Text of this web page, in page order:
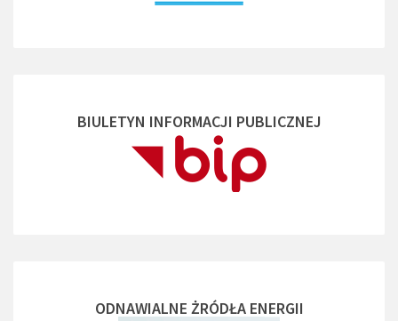
BIULETYN INFORMACJI PUBLICZNEJ
ODNAWIALNE ŻRÓDŁA ENERGII